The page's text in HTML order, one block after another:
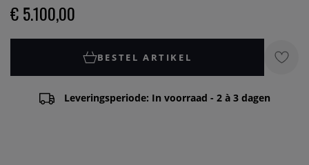
€ 5.100,00
BESTEL ARTIKEL
Leveringsperiode: In voorraad - 2 à 3 dagen